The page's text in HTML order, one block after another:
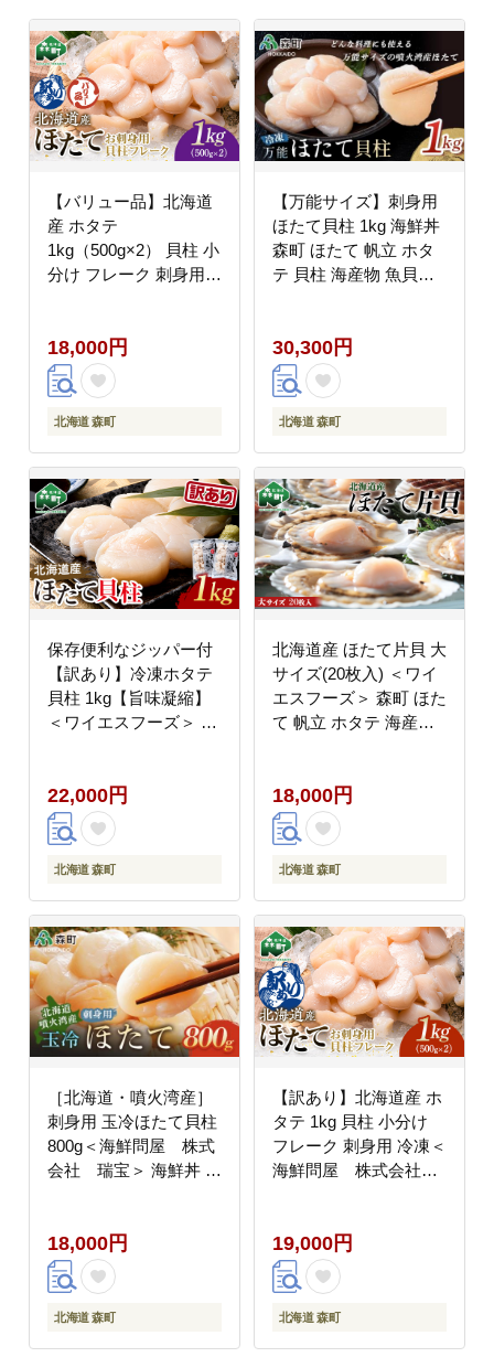
【バリュー品】北海道
産 ホタテ
1kg（500g×2） 貝柱 小
分け フレーク 刺身用
町 ほたて 帆立 ホタテ
海産物 魚貝類 おつまみ
海鮮丼 魚介類 貝柱 ふ
るさと納税 北海道 訳あ
18,000円
北海道 森町
【万能サイズ】刺身用
ほたて貝柱 1kg 海鮮丼
森町 ほたて 帆立 ホタ
テ 貝柱 海産物 魚貝類
30,300円
北海道 森町
保存便利なジッパー付
【訳あり】冷凍ホタテ
貝柱 1kg【旨味凝縮】
＜ワイエスフーズ＞ 森
さと納税 北海道 mr1-
1157
22,000円
北海道 森町
北海道産 ほたて片貝 大
サイズ(20枚入) ＜ワイ
エスフーズ＞ 森町 ほた
て 帆立 ホタテ 海産物
18,000円
北海道 森町
［北海道・噴火湾産］
刺身用 玉冷ほたて貝柱
800g＜海鮮問屋 株式
会社 瑞宝＞ 海鮮丼 森
るさと納税 北海道
mr1-1249
18,000円
北海道 森町
【訳あり】北海道産 ホ
タテ 1kg 貝柱 小分け
フレーク 刺身用 冷凍＜
海鮮問屋 株式会社
物 魚貝類 おつまみ 海
鮮丼 魚介類 貝柱 ふる
さと納税 北海道 訳あり
mr1-1488
19,000円
北海道 森町